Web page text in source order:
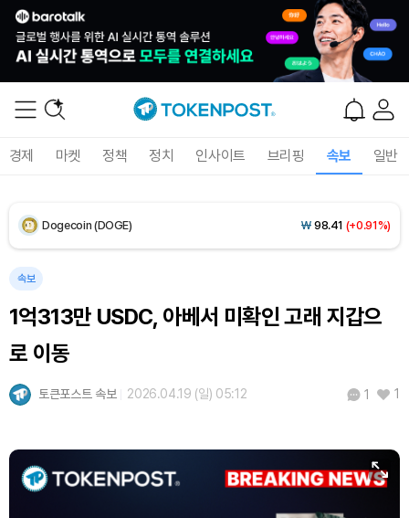
경제 마켓 정책 정치 인사이트 브리핑 속보 일반
XRP (XRP) ₩1,451(-0.59%)
Dogecoin (DOGE) ₩ 98.41 (+0.91%)
속보
1억313만 USDC, 아베서 미확인 고래 지갑으
로 이동
토큰포스트 속보 2026.04.19 (일) 05:12 1 1